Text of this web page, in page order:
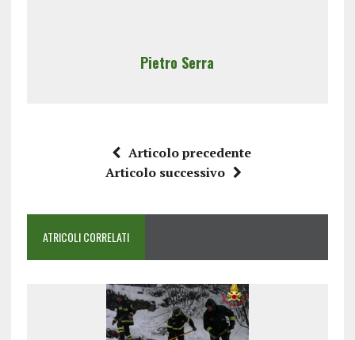
Pietro Serra
Articolo precedente
Articolo successivo
ATRICOLI CORRELATI